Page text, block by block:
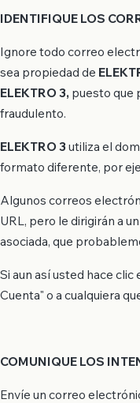
IDENTIFIQUE LOS
Ignore todo correo
sea propiedad de
ELEKTRO 3, puesto que
fraudulento.
ELEKTRO 3 utiliza el
formato diferente, por
Algunos correos
URL, pero le dirigirán a
asociada, que
Si aun así usted hace
Cuenta" o a cualquiera
COMUNIQUE LOS
Envíe un correo